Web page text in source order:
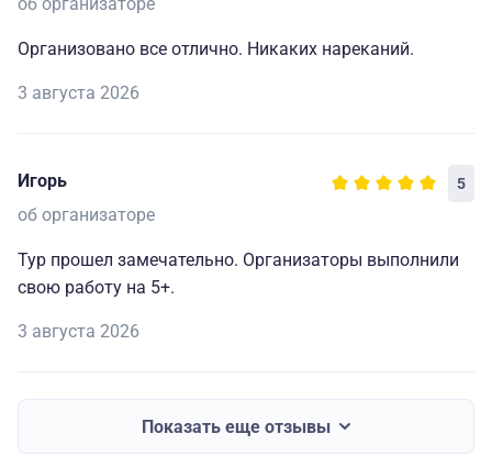
Организовано все отлично. Никаких нареканий.
3 августа 2026
Игорь 5
об организаторе
Тур прошел замечательно. Организаторы выполнили
свою работу на 5+.
3 августа 2026
Показать еще отзывы